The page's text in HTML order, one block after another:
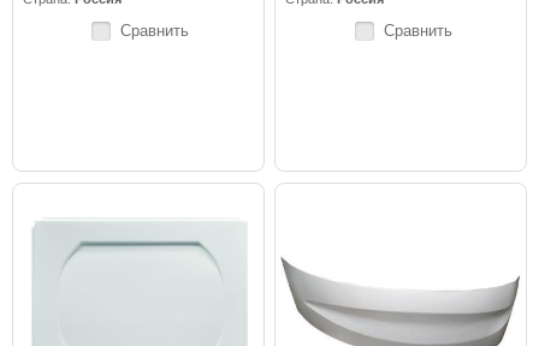
Сравнить Сравнить